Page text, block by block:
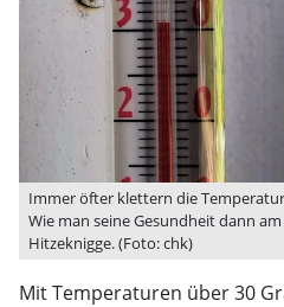
Immer öfter klettern die
Wie man seine Gesundheit dann
Hitzeknigge. (Foto: chk)
Mit Temperaturen über 30